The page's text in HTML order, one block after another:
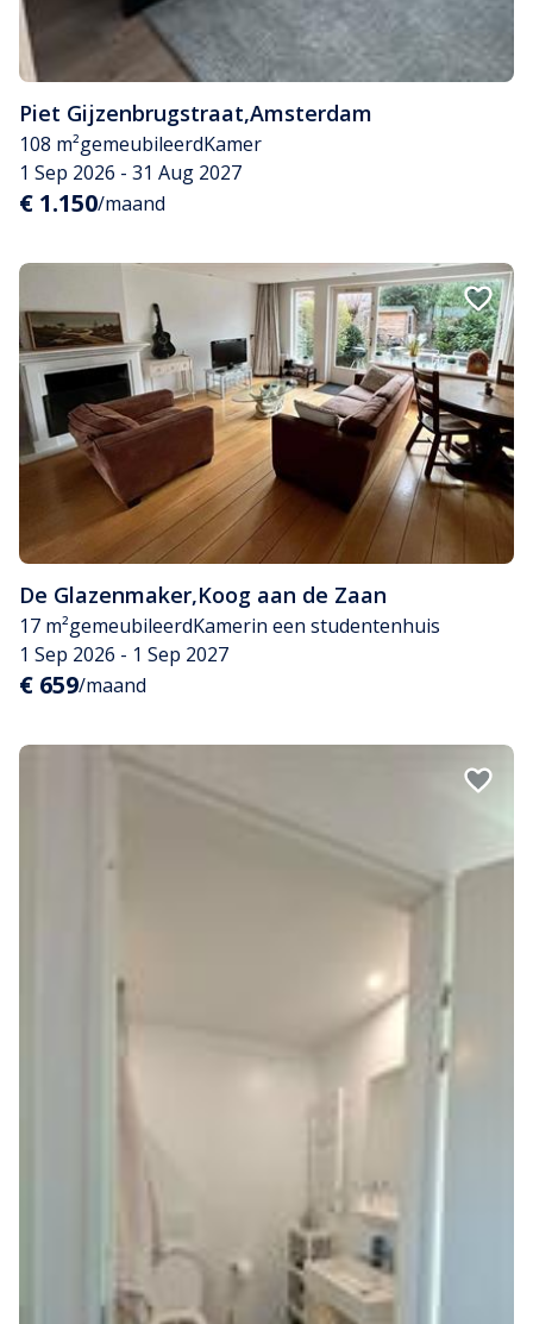
Piet Gijzenbrugstraat,Amsterdam
108 m²gemeubileerdKamer
1 Sep 2026 - 31 Aug 2027
€ 1.150/maand
De Glazenmaker,Koog aan de Zaan
17 m²gemeubileerdKamerin een studentenhuis
1 Sep 2026 - 1 Sep 2027
€ 659/maand